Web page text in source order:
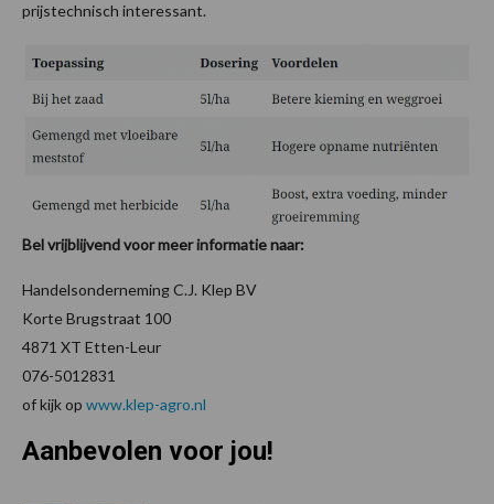
prijstechnisch interessant.
Bel vrijblijvend voor meer informatie naar:
Handelsonderneming C.J. Klep BV
Korte Brugstraat 100
4871 XT Etten-Leur
076-5012831
of kijk op www.klep-agro.nl
Aanbevolen voor jou!